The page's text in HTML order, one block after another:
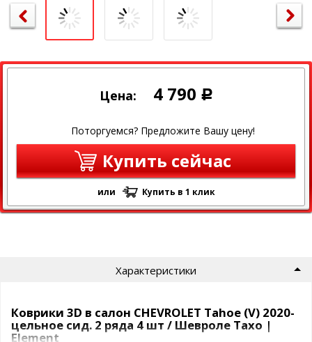
Цена: 4 790 Р
Поторгуемся? Предложите Вашу цену!
Купить сейчас
или Купить в 1 клик
Характеристики
Коврики 3D в салон CHEVROLET Tahoe (V) 2020-
цельное сид. 2 ряда 4 шт / Шевроле Тахо |
Element